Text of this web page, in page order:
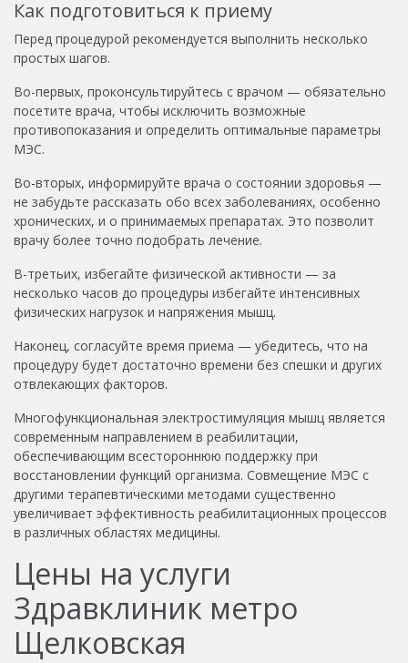
Как подготовиться к приему
Перед процедурой рекомендуется выполнить несколько
простых шагов.
Во-первых, проконсультируйтесь с врачом — обязательно
посетите врача, чтобы исключить возможные
противопоказания и определить оптимальные параметры
МЭС.
Во-вторых, информируйте врача о состоянии здоровья —
не забудьте рассказать обо всех заболеваниях, особенно
хронических, и о принимаемых препаратах. Это позволит
врачу более точно подобрать лечение.
В-третьих, избегайте физической активности — за
несколько часов до процедуры избегайте интенсивных
физических нагрузок и напряжения мышц.
Наконец, согласуйте время приема — убедитесь, что на
процедуру будет достаточно времени без спешки и других
отвлекающих факторов.
Многофункциональная электростимуляция мышц является
современным направлением в реабилитации,
обеспечивающим всестороннюю поддержку при
восстановлении функций организма. Совмещение МЭС с
другими терапевтическими методами существенно
увеличивает эффективность реабилитационных процессов
в различных областях медицины.
Цены на услуги
Здравклиник метро
Щелковская